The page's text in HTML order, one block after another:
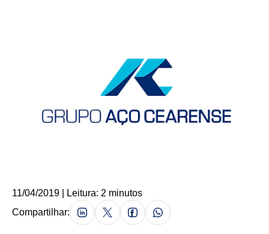
11/04/2019 | Leitura: 2 minutos
Compartilhar: